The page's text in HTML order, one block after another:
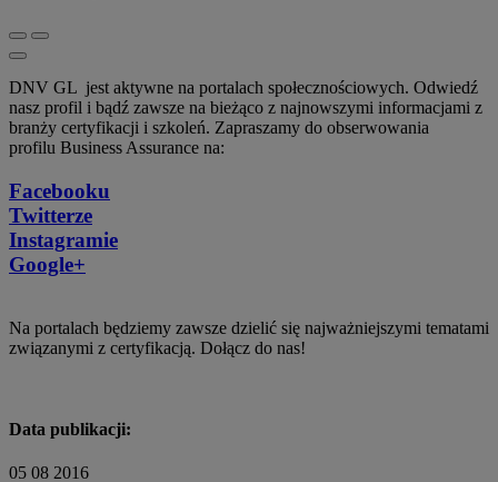
DNV GL jest aktywne na portalach społecznościowych. Odwiedź
nasz profil i bądź zawsze na bieżąco z najnowszymi informacjami z
branży certyfikacji i szkoleń. Zapraszamy do obserwowania
profilu Business Assurance na:
Facebooku
Twitterze
Instagramie
Google+
Na portalach będziemy zawsze dzielić się najważniejszymi tematami
związanymi z certyfikacją. Dołącz do nas!
Data publikacji:
05 08 2016